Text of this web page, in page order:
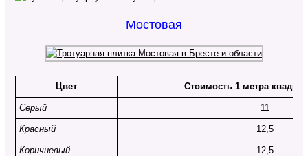
Мостовая
Цвет Стоимость 1 метра
Серый 11
Красный 12,5
Коричневый 12,5